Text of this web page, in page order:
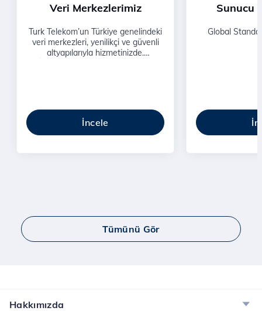
Veri Merkezlerimiz
Turk Telekom’un Türkiye genelindeki
veri merkezleri, yenilikçi ve güvenli
altyapılarıyla hizmetinizde.
İncele
Sunucu
Global
Tümünü Gör
Hakkımızda